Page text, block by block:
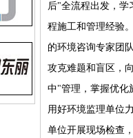
后"全流程出发，学
程施工和管理经验
的环境咨询专家团
攻克难题和盲区，
中"管理，掌握优化
用好环境监理单位
单位开展现场检查